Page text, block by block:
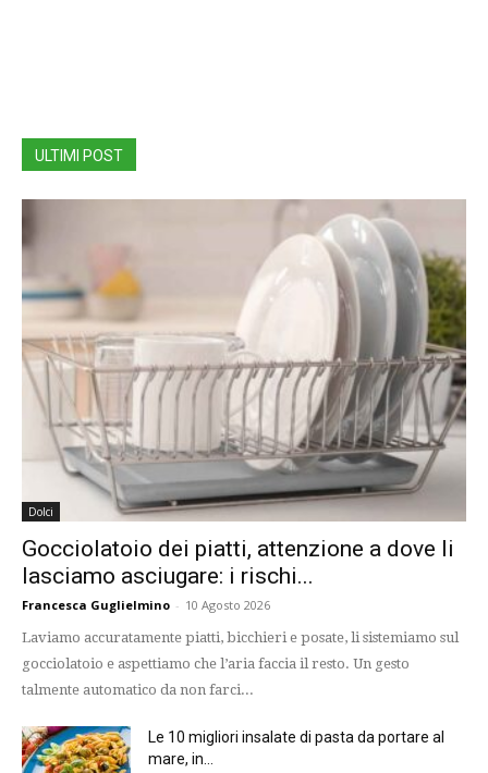
ULTIMI POST
Dolci
Gocciolatoio dei piatti, attenzione a dove li
lasciamo asciugare: i rischi...
Francesca Guglielmino - 10 Agosto 2026
Laviamo accuratamente piatti, bicchieri e posate, li sistemiamo sul
gocciolatoio e aspettiamo che l’aria faccia il resto. Un gesto
talmente automatico da non farci...
Le 10 migliori insalate di pasta da portare al
mare, in...